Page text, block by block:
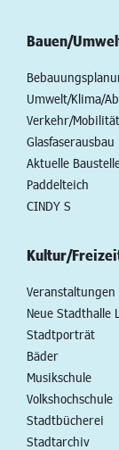
Bauen/
Umwelt/Klima/
Verkehr/Mobilität
Glasfaserausbau
Aktuelle
Paddelteich
CINDY S
Kultur/
Veranstaltungen
Neue Stadthalle
Stadtporträt
Bäder
Musikschule
Volkshochschule
Stadtbücherei
Stadtarchiv